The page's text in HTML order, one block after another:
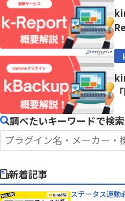
調べたいキーワードで検索
新着記事
ステータス連動